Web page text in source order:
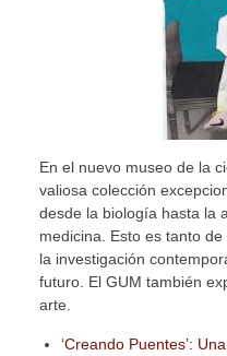
En el nuevo museo de la
valiosa colección
desde la biología hasta la
medicina. Esto es tanto
la investigación
futuro. El GUM también
arte.
‘Creando Puentes’: